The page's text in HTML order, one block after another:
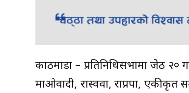
काठमाडौं – प्रतिनिधिसभामा जेठ
माओवादी, रास्ववा, राप्रपा,